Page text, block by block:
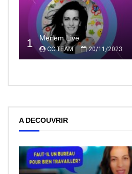
1 Meriem Live
CC TEAM 20/11/2023
A DECOUVRIR